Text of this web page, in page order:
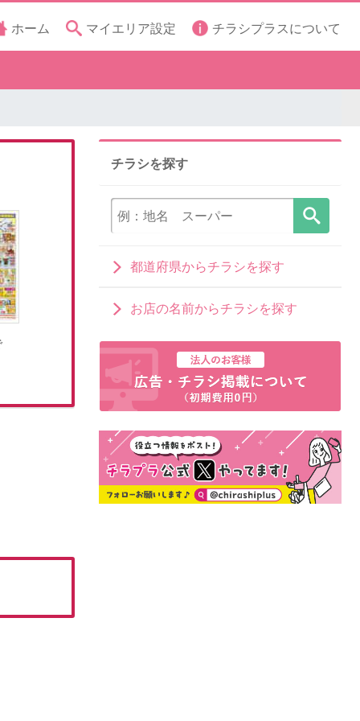
ホーム マイエリア設定 チラシプラスについて
チラシを探す
都道府県からチラシを探す
お店の名前からチラシを探す